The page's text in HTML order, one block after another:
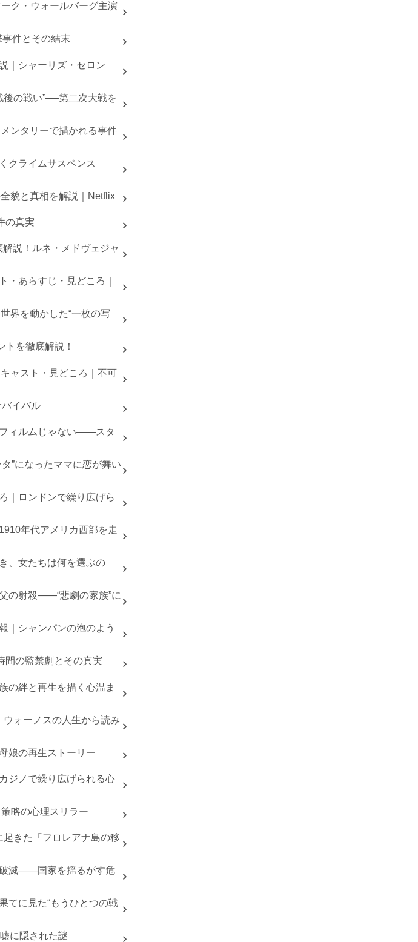
ク・ウォールバーグ主演
件とその結末
｜シャーリズ・セロン
後の戦い”──第二次大戦を
ンタリーで描かれる事件
クライムサスペンス
貌と真相を解説｜Netflix
の真実
説！ルネ・メドヴェジャ
・あらすじ・見どころ｜
界を動かした“一枚の写
トを徹底解説！
ャスト・見どころ｜不可
イバル
ィルムじゃない――スタ
”になったママに恋が舞い
｜ロンドンで繰り広げら
年代アメリカ西部を走
、女たちは何を選ぶの
の射殺――“悲劇の家族”に
｜シャンパンの泡のよう
間の監禁劇とその真実
の絆と再生を描く心温ま
ォーノスの人生から読み
娘の再生ストーリー
ジノで繰り広げられる心
略の心理スリラー
きた「フロレアナ島の移
破滅――国家を揺るがす危
てに見た“もうひとつの戦
に隠された謎